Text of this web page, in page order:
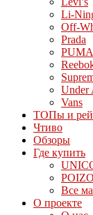
Li-
Off-
Prada
PUMA
Under
Vans
ТОПы и
Чтиво
Обзоры
Где купить
Все
О проекте